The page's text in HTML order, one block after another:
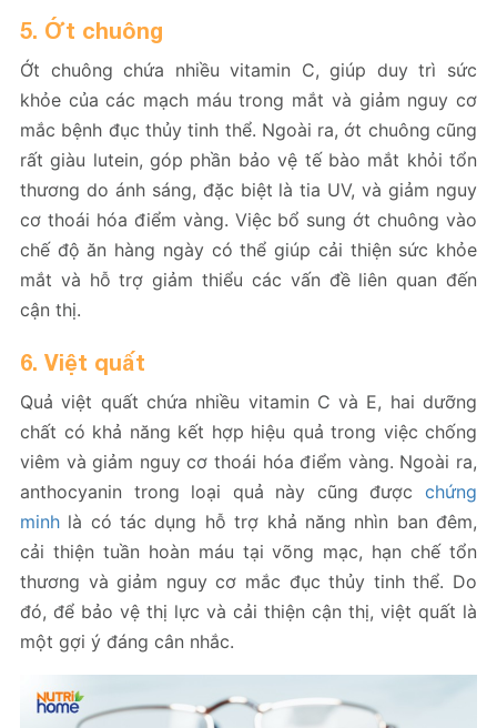
5. Ớt chuông
Ớt chuông chứa nhiều vitamin C, giúp duy trì sức
khỏe của các mạch máu trong mắt và giảm nguy cơ
mắc bệnh đục thủy tinh thể. Ngoài ra, ớt chuông cũng
rất giàu lutein, góp phần bảo vệ tế bào mắt khỏi tổn
thương do ánh sáng, đặc biệt là tia UV, và giảm nguy
cơ thoái hóa điểm vàng. Việc bổ sung ớt chuông vào
chế độ ăn hàng ngày có thể giúp cải thiện sức khỏe
mắt và hỗ trợ giảm thiểu các vấn đề liên quan đến
cận thị.
6. Việt quất
Quả việt quất chứa nhiều vitamin C và E, hai dưỡng
chất có khả năng kết hợp hiệu quả trong việc chống
viêm và giảm nguy cơ thoái hóa điểm vàng. Ngoài ra,
anthocyanin trong loại quả này cũng được chứng
minh là có tác dụng hỗ trợ khả năng nhìn ban đêm,
cải thiện tuần hoàn máu tại võng mạc, hạn chế tổn
thương và giảm nguy cơ mắc đục thủy tinh thể. Do
đó, để bảo vệ thị lực và cải thiện cận thị, việt quất là
một gợi ý đáng cân nhắc.